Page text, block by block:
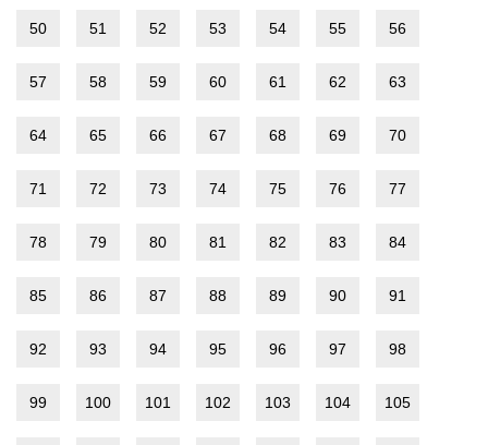
50 51 52 53 54 55 56
57 58 59 60 61 62 63
64 65 66 67 68 69 70
71 72 73 74 75 76 77
78 79 80 81 82 83 84
85 86 87 88 89 90 91
92 93 94 95 96 97 98
99 100 101 102 103 104 105